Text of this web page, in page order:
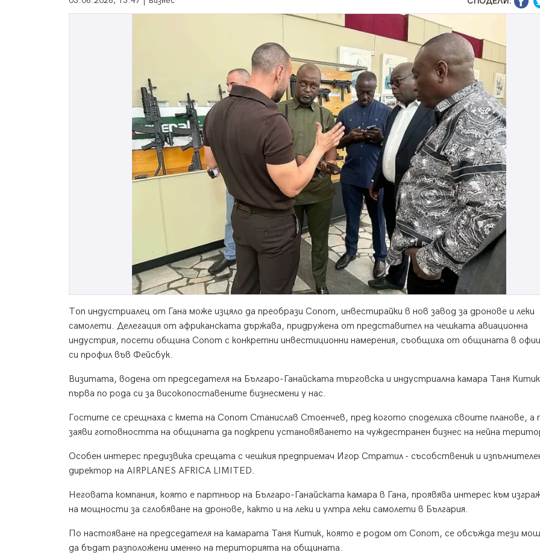
Топ индустриалец от Гана може изцяло да преобрази Сопот, инвестирайки в нов завод за дронове и леки
самолети. Делегация от африканската държава, придружена от представител на чешката авиационна
индустрия, посети община Сопот с конкретни инвестиционни намерения, съобщиха от общината в
си профил във Фейсбук.
Визитата, водена от председателя на Българо-Ганайската търговска и индустриална камара Таня
първа по рода си за високопоставените бизнесмени у нас.
Гостите се срещнаха с кмета на Сопот Станислав Стоенчев, пред когото споделиха своите планове, а
заяви готовността на общината да подкрепи установяването на чуждестранен бизнес на нейна
Особен интерес предизвика срещата с чешкия предприемач Игор Стратил - съсобственик и
директор на AIRPLANES AFRICA LIMITED.
Неговата компания, която е партньор на Българо-Ганайската камара в Гана, проявява интерес към
на мощности за сглобяване на дронове, както и на леки и ултра леки самолети в България.
По настояване на председателя на камарата Таня Китик, която е родом от Сопот, се обсъжда тези
да бъдат разположени именно на територията на общината.